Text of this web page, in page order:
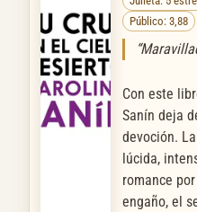
Público: 3,88
Con este
Sanín deja
devoción.
lúcida,
romance
engaño, el